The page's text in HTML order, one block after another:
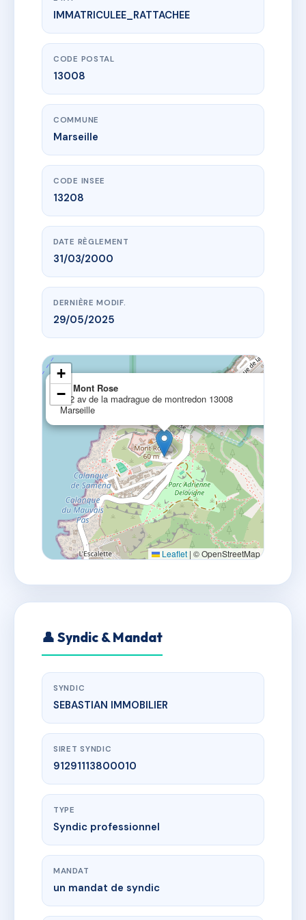
www.vme.plus/AA1767433
Le Mont Rose
232 av de la madrague de montredon
13008 Marseille
IMMATRICULEE_RATTACHEE
CODE POSTAL
13008
COMMUNE
Marseille
CODE INSEE
13208
DATE RÈGLEMENT
31/03/2000
DERNIÈRE MODIF.
29/05/2025
Le Mont Rose
232 av de la madrague de montredon 13008
Marseille
+
−
Leaflet | © OpenStreetMap
👤 Syndic & Mandat
SYNDIC
SEBASTIAN IMMOBILIER
SIRET SYNDIC
91291113800010
TYPE
Syndic professionnel
MANDAT
un mandat de syndic